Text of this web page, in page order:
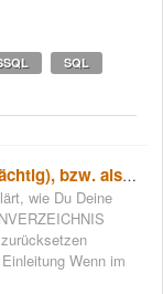
SQL
Datenbank SUSPECT (Fehlerverdächtig), bzw. als Wiederherstellung gekennzeichnet
wie Du Deine
Wenn im